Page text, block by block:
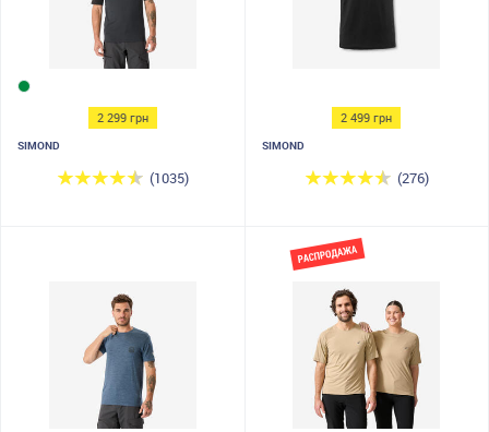
2 299 грн
SIMOND
(1035)
2 499 грн
SIMOND
(276)